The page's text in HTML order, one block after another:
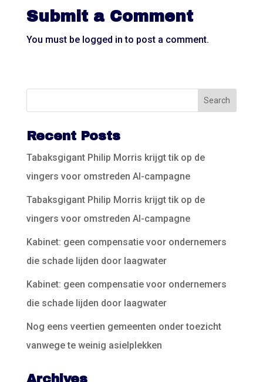
Submit a Comment
You must be logged in to post a comment.
Recent Posts
Tabaksgigant Philip Morris krijgt tik op de
vingers voor omstreden AI-campagne
Tabaksgigant Philip Morris krijgt tik op de
vingers voor omstreden AI-campagne
Kabinet: geen compensatie voor ondernemers
die schade lijden door laagwater
Kabinet: geen compensatie voor ondernemers
die schade lijden door laagwater
Nog eens veertien gemeenten onder toezicht
vanwege te weinig asielplekken
Archives